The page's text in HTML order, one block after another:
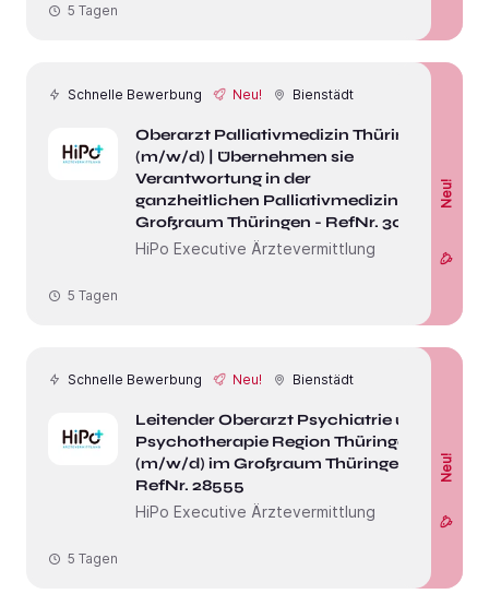
5 Tagen
Schnelle Bewerbung Neu! Bienstädt
Oberarzt Palliativmedizin Thüringen
(m/w/d) | Übernehmen sie
Verantwortung in der
ganzheitlichen Palliativmedizin im
Großraum Thüringen - RefNr. 30942
HiPo Executive Ärztevermittlung
Neu!
5 Tagen
Schnelle Bewerbung Neu! Bienstädt
Leitender Oberarzt Psychiatrie und
Psychotherapie Region Thüringen
(m/w/d) im Großraum Thüringen -
RefNr. 28555
HiPo Executive Ärztevermittlung
Neu!
5 Tagen